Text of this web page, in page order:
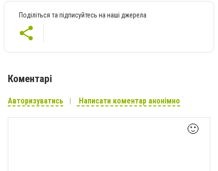
Поділіться та підписуйтесь на наші джерела
Коментарі
Авторизуватись Написати коментар анонімно
🙂